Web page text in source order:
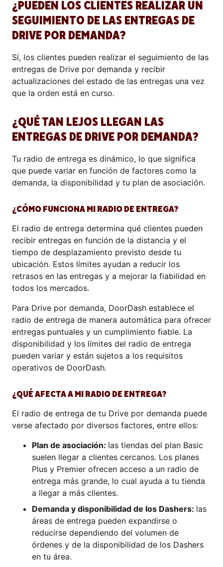
¿PUEDEN LOS CLIENTES REALIZAR UN
SEGUIMIENTO DE LAS ENTREGAS DE
DRIVE POR DEMANDA?
Sí, los clientes pueden realizar el seguimiento de las
entregas de Drive por demanda y recibir
actualizaciones del estado de las entregas una vez
que la orden está en curso.
¿QUÉ TAN LEJOS LLEGAN LAS
ENTREGAS DE DRIVE POR DEMANDA?
Tu radio de entrega es dinámico, lo que significa
que puede variar en función de factores como la
demanda, la disponibilidad y tu plan de asociación.
¿CÓMO FUNCIONA MI RADIO DE ENTREGA?
El radio de entrega determina qué clientes pueden
recibir entregas en función de la distancia y el
tiempo de desplazamiento previsto desde tu
ubicación. Estos límites ayudan a reducir los
retrasos en las entregas y a mejorar la fiabilidad en
todos los mercados.
Para Drive por demanda, DoorDash establece el
radio de entrega de manera automática para ofrecer
entregas puntuales y un cumplimiento fiable. La
disponibilidad y los límites del radio de entrega
pueden variar y están sujetos a los requisitos
operativos de DoorDash.
¿QUÉ AFECTA A MI RADIO DE ENTREGA?
El radio de entrega de tu Drive por demanda puede
verse afectado por diversos factores, entre ellos:
Plan de asociación: las tiendas del plan Basic
suelen llegar a clientes cercanos. Los planes
Plus y Premier ofrecen acceso a un radio de
entrega más grande, lo cual ayuda a tu tienda
a llegar a más clientes.
Demanda y disponibilidad de los Dashers: las
áreas de entrega pueden expandirse o
reducirse dependiendo del volumen de
órdenes y de la disponibilidad de los Dashers
en tu área.